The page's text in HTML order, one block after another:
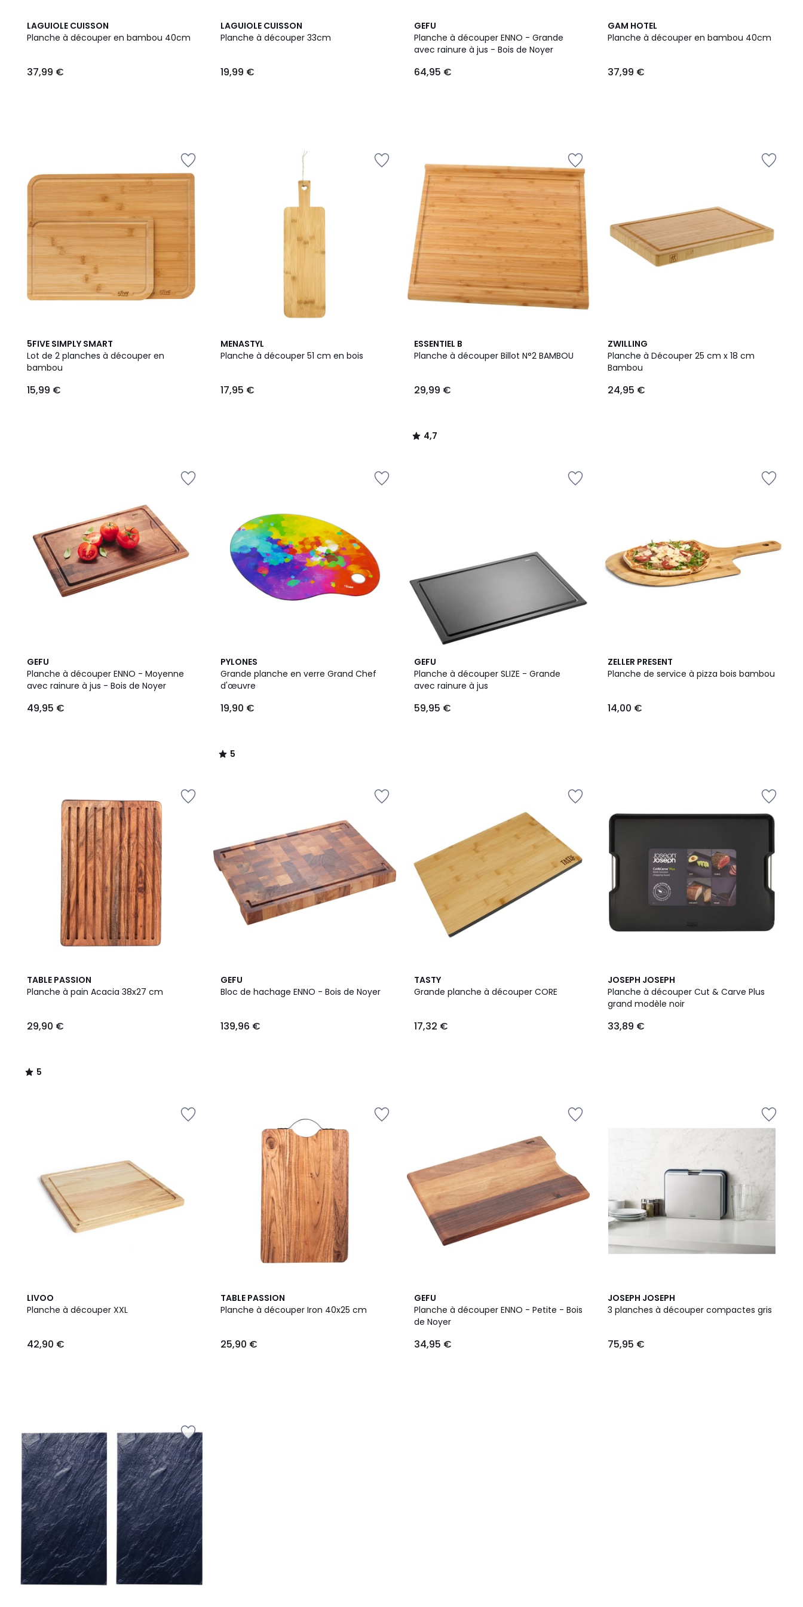
LAGUIOLE CUISSON
Planche à découper en bambou 40cm
€.
37,99 €
LAGUIOLE CUISSON
Planche à découper 33cm
19,99 €
GEFU
Planche à découper ENNO - Grande
avec rainure à jus - Bois de Noyer
64,95 €
GAM HOTEL
Planche à découper en bambou 40cm
37,99 €
5FIVE SIMPLY SMART
Lot de 2 planches à découper en
bambou
15,99 €
MENASTYL
Planche à découper 51 cm en bois
17,95 €
ESSENTIEL B
Planche à découper Billot N°2 BAMBOU
29,99 €
4,7
/ 5
4,7
/
ZWILLING
Planche à Découper 25 cm x 18 cm
Bambou
24,95 €
GEFU
Planche à découper ENNO - Moyenne
avec rainure à jus - Bois de Noyer
49,95 €
PYLONES
Grande planche en verre Grand Chef
d'œuvre
19,90 €
5
/
5
5
/
GEFU
Planche à découper SLIZE - Grande
avec rainure à jus
59,95 €
ZELLER PRESENT
Planche de service à pizza bois bambou
14,00 €
TABLE PASSION
Planche à pain Acacia 38x27 cm
29,90 €
5
/
5
/
GEFU
Bloc de hachage ENNO - Bois de Noyer
139,96 €
TASTY
Grande planche à découper CORE
17,32 €
JOSEPH JOSEPH
Planche à découper Cut & Carve Plus
grand modèle noir
33,89 €
LIVOO
Planche à découper XXL
42,90 €
TABLE PASSION
Planche à découper Iron 40x25 cm
25,90 €
GEFU
Planche à découper ENNO - Petite - Bois
de Noyer
34,95 €
JOSEPH JOSEPH
3 planches à découper compactes gris
75,95 €